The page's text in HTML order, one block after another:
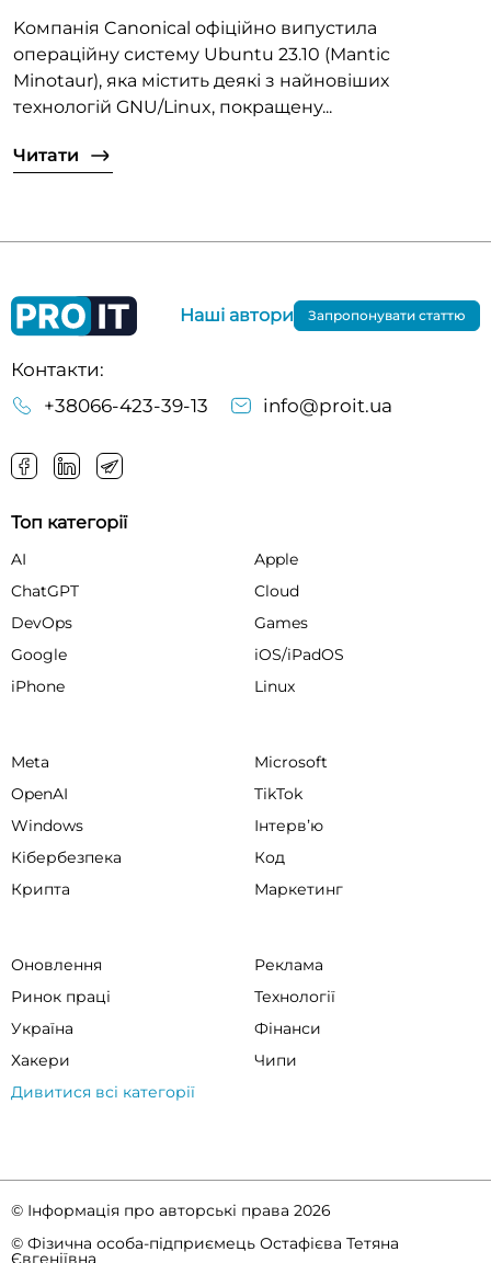
Kомпанія Canonical офіційно випустила
операційну систему Ubuntu 23.10 (Mantic
Minotaur), яка містить деякі з найновіших
технологій GNU/Linux, покращену...
Читати
Контакти:
+38066-423-39-13
info@proit.ua
Наші автори Запропонувати статтю
Топ категорії
AI
Apple
ChatGPT
Cloud
DevOps
Games
Google
iOS/iPadOS
iPhone
Linux
Meta
Microsoft
OpenAI
TikTok
Windows
Інтервʼю
Кібербезпека
Код
Крипта
Маркетинг
Оновлення
Реклама
Ринок праці
Технології
Україна
Фінанси
Хакери
Чипи
Дивитися всі категорії
© Інформація про авторські права 2026
© Фізична особа-підприємець Остафієва Тетяна
Євгеніївна